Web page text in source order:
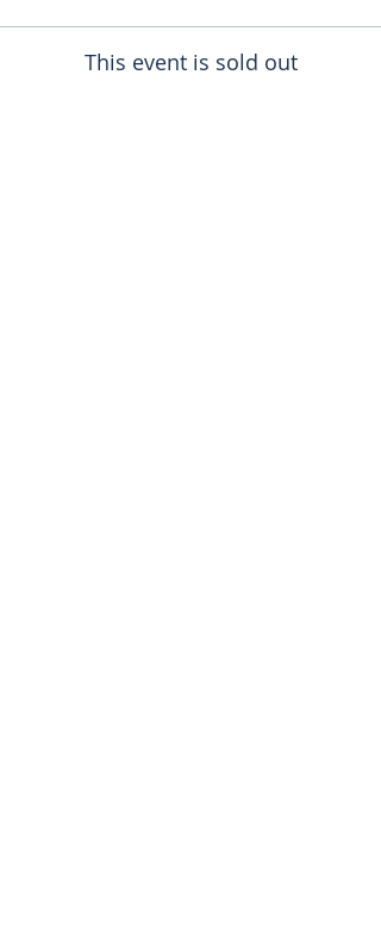
This event is sold out